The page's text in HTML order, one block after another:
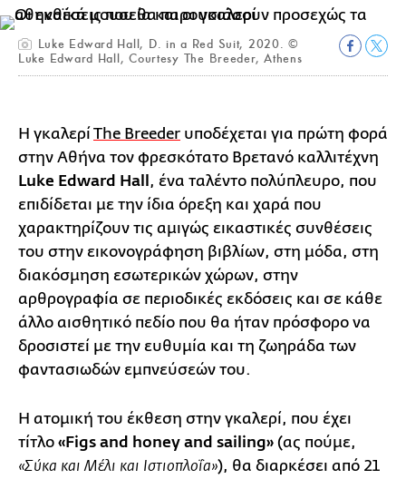
Luke Edward Hall, D. in a Red Suit, 2020. ©
Luke Edward Hall, Courtesy The Breeder, Athens
Η γκαλερί Τhe Breeder υποδέχεται για πρώτη φορά
στην Αθήνα τον φρεσκότατο Βρετανό καλλιτέχνη
Luke Edward Hall, ένα ταλέντο πολύπλευρο, που
επιδίδεται με την ίδια όρεξη και χαρά που
χαρακτηρίζουν τις αμιγώς εικαστικές συνθέσεις
του στην εικονογράφηση βιβλίων, στη μόδα, στη
διακόσμηση εσωτερικών χώρων, στην
αρθρογραφία σε περιοδικές εκδόσεις και σε κάθε
άλλο αισθητικό πεδίο που θα ήταν πρόσφορο να
δροσιστεί με την ευθυμία και τη ζωηράδα των
φαντασιωδών εμπνεύσεών του.
Η ατομική του έκθεση στην γκαλερί, που έχει
τίτλο «Figs and honey and sailing» (ας πούμε,
«Σύκα και Μέλι και Ιστιοπλοΐα»), θα διαρκέσει από 21